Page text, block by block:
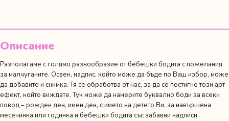
Описание
Разполагаме с голямо разнообразие от бебешки бодита с пожелания
за малчуганите. Освен, надпис, който може да бъде по Ваш избор, може
да добавите и снимка. Тя се обработва от нас, за да се постигне този арт
ефект, който виждате. Тук може да намерите буквално боди за всеки
повод –рожден ден, имен ден, с името на детето Ви, за навършена
месечинка или годинка и бебешки бодита със забавни надписи.